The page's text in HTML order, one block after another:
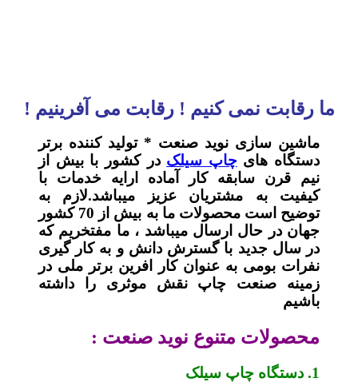
ما رقابت نمی کنیم ! رقابت می آفرینیم !
ماشین سازی نوید صنعت * تولید کننده برتر
دستگاه هایچاپ سیلک در کشور با بیش از
نیم قرن سابقه کار آماده ارایه خدمات با
کیفیت به مشتریان عزیز میباشد.لازم به
توضیح است محصولات ما به بیش از 70 کشور
جهان در حال ارسال میباشد ، ما مفتخریم که
در سال جدید با گسترش دانش و به کار گیری
نفرات بومی به عنوان کار افرین برتر ملی در
زمینه صنعت چاپ نقش موثری را داشته
باشیم
محصولات متنوع نوید صنعت :
1. دستگاه چاپ سیلک